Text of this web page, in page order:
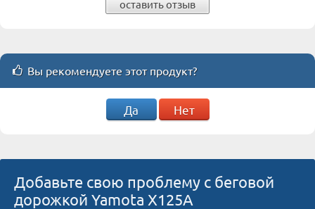
оставить отзыв
Вы рекомендуете этот продукт?
Да Нет
Добавьте свою проблему с беговой
дорожкой Yamota X125A